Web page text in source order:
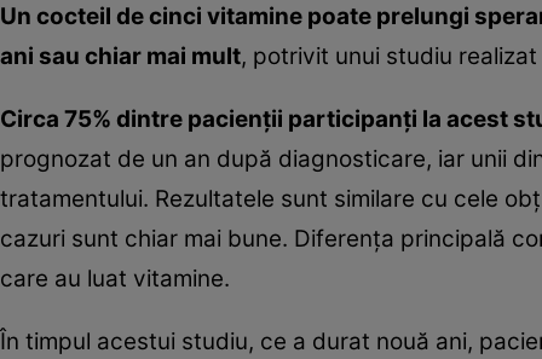
Un cocteil de cinci vitamine poate prelungi
ani sau chiar mai mult, potrivit unui studiu
Circa 75% dintre pacienţii participanţi la acest
prognozat de un an după diagnosticare, iar unii
tratamentului. Rezultatele sunt similare cu cele
cazuri sunt chiar mai bune. Diferenţa principală
care au luat vitamine.
În timpul acestui studiu, ce a durat nouă ani,